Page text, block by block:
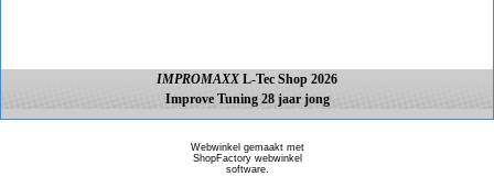
IMPROMAXX L-Tec Shop 2026
Improve Tuning 28 jaar jong
Webwinkel gemaakt met
ShopFactory webwinkel
software.